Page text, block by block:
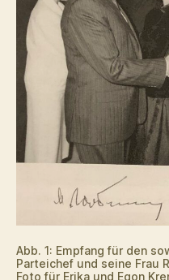
Abb. 1: Empfang für den
Parteichef und seine Frau
Foto für Erika und Egon